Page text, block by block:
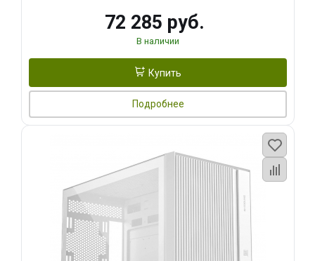
72 285 руб.
В наличии
Купить
Подробнее